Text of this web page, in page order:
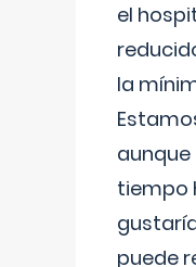
el
la
tiempo
puede